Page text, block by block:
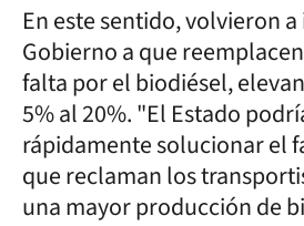
En este sentido, volvieron
Gobierno a que
falta por el biodiésel,
5% al 20%. "El Estado
rápidamente solucionar el
que reclaman los
una mayor producción de